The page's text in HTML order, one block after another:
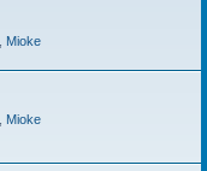
Mioke
Mioke